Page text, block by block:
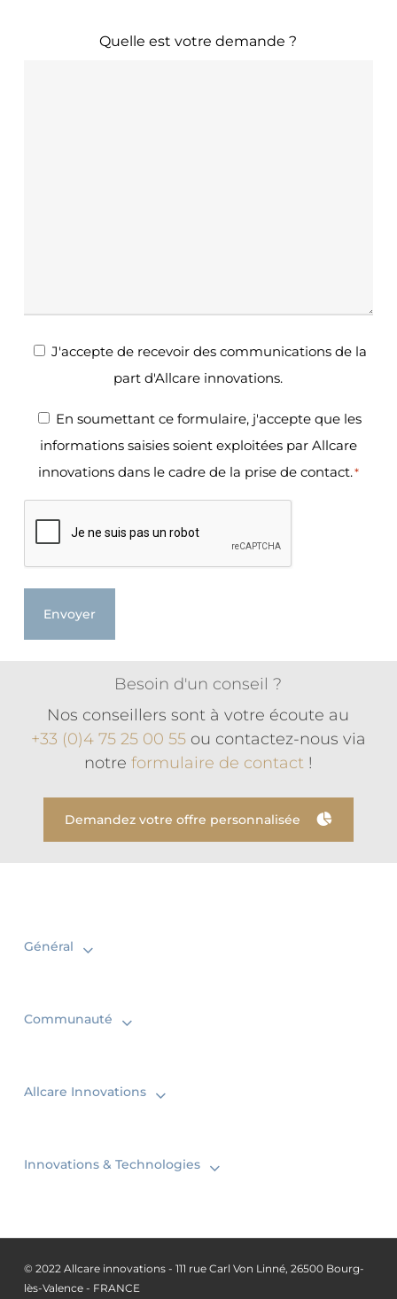
Quelle est votre demande ?
Newsletter
J'accepte de recevoir des communications de la
part d'Allcare innovations.
RGPD
*
En soumettant ce formulaire, j'accepte que les
informations saisies soient exploitées par Allcare
innovations dans le cadre de la prise de contact.*
Besoin d'un conseil ?
Nos conseillers sont à votre écoute au
+33 (0)4 75 25 00 55ou contactez-nous via
notre formulaire de contact!
Demandez votre offre personnalisée
Général
Communauté
Allcare Innovations
Innovations & Technologies
© 2022 Allcare innovations - 111 rue Carl Von Linné, 26500 Bourg-
lès-Valence - FRANCE